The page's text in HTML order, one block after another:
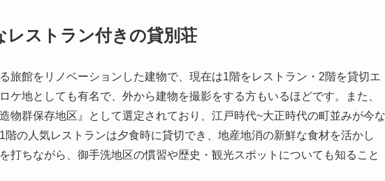
レストラン付きの貸別荘
旅館をリノベーションした建物で、現在は1階をレストラン・2階を貸切エ
ケ地としても有名で、外から建物を撮影をする方もいるほどです。また、
物群保存地区』として選定されており、江戸時代~大正時代の町並みが今な
の人気レストランは夕食時に貸切でき、地産地消の新鮮な食材を活かし
打ちながら、御手洗地区の慣習や歴史・観光スポットについても知ること